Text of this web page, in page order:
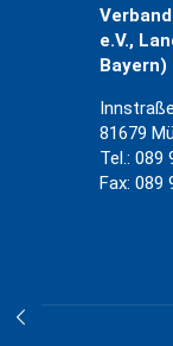
e.V.,
Bayern)
81679
Tel.: 089
Fax: 089